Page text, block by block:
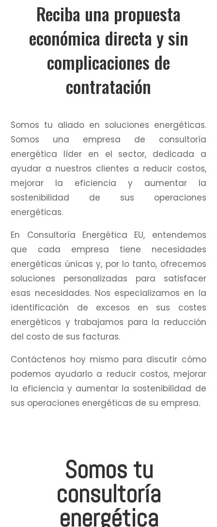
Reciba una propuesta
económica directa y sin
complicaciones de
contratación
Somos tu aliado en soluciones energéticas.
Somos una empresa de consultoría
energética líder en el sector, dedicada a
ayudar a nuestros clientes a reducir costos,
mejorar la eficiencia y aumentar la
sostenibilidad de sus operaciones
energéticas.
En Consultoría Energética EU, entendemos
que cada empresa tiene necesidades
energéticas únicas y, por lo tanto, ofrecemos
soluciones personalizadas para satisfacer
esas necesidades. Nos especializamos en la
identificación de excesos en sus costes
energéticos y trabajamos para la reducción
del costo de sus facturas.
Contáctenos hoy mismo para discutir cómo
podemos ayudarlo a reducir costos, mejorar
la eficiencia y aumentar la sostenibilidad de
sus operaciones energéticas de su empresa.
Somos tu
consultoría
energética